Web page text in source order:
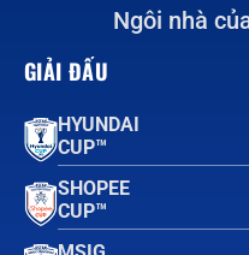
Ngôi nhà
GIẢI ĐẤU
HYUNDAI
CUP™
SHOPEE
CUP™